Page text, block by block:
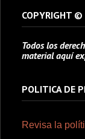
COPYRIGHT ©
Todos los
material aquí
POLITICA DE
Revisa la